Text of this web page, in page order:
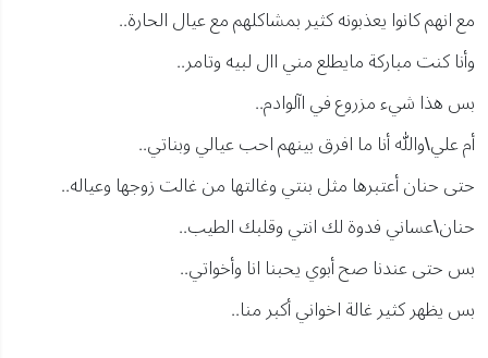
مع انهم كانوا يعذبونه كثير بمشاكلهم مع عيال الحارة..
وأنا كنت مباركة مايطلع مني اال لبيه وتامر..
بس هذا شيء مزروع في اآلوادم..
أم علي\والله أنا ما افرق بينهم احب عيالي وبناتي..
حتى حنان أعتبرها مثل بنتي وغالتها من غالت زوجها وعياله..
حنان\عساني فدوة لك انتي وقلبك الطيب..
بس حتى عندنا صح أبوي يحبنا انا وأخواتي..
بس يظهر كثير غالة اخواني أكبر منا..